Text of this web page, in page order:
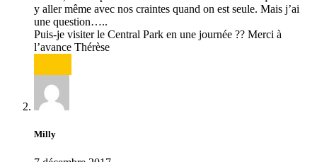
y aller même avec nos craintes quand on est seule. Mais j’ai
une question…..
Puis-je visiter le Central Park en une journée ?? Merci à
l’avance Thérèse
Milly